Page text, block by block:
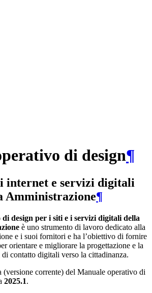
di design¶
internet e servizi digitali
Amministrazione¶
design per i siti e i servizi digitali della
è uno strumento di lavoro dedicato alla
e i suoi fornitori e ha l’obiettivo di fornire
orientare e migliorare la progettazione e la
contatto digitali verso la cittadinanza.
(versione corrente) del Manuale operativo di
2025.1.